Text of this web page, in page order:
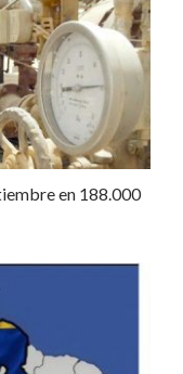
en 188.000